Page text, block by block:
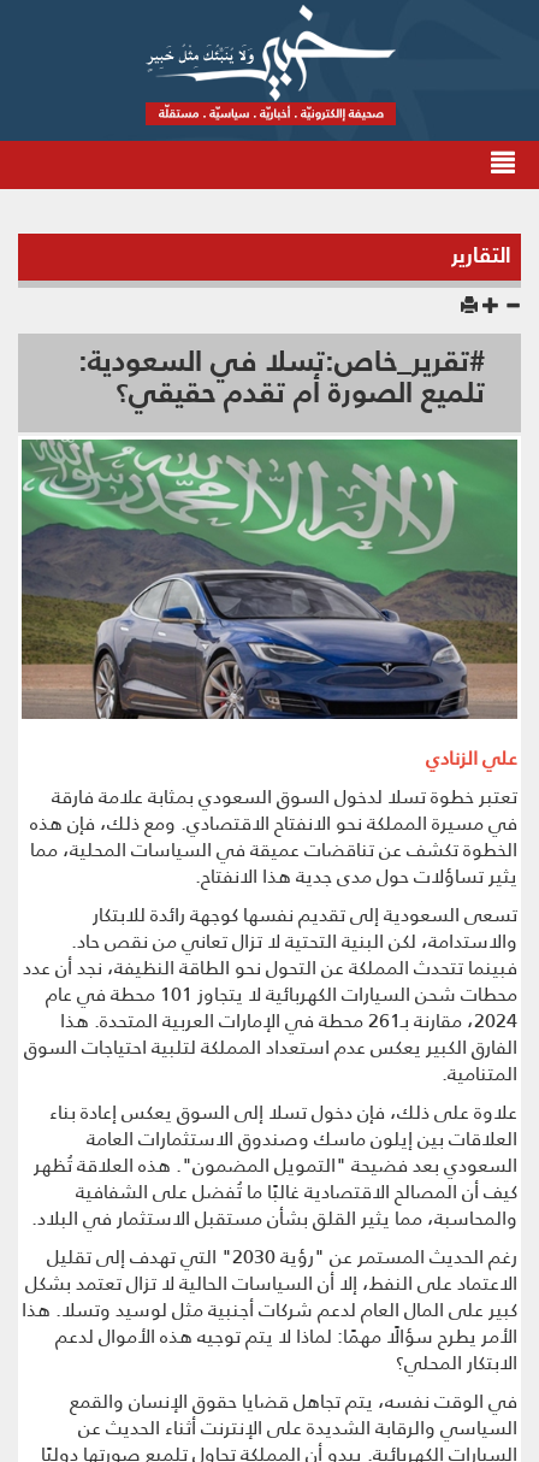
التقارير
#تقرير_خاص:تسلا في السعودية:
تلميع الصورة أم تقدم حقيقي؟
علي الزنادي
تعتبر خطوة تسلا لدخول السوق السعودي بمثابة علامة فارقة
في مسيرة المملكة نحو الانفتاح الاقتصادي. ومع ذلك، فإن هذه
الخطوة تكشف عن تناقضات عميقة في السياسات المحلية، مما
يثير تساؤلات حول مدى جدية هذا الانفتاح.
تسعى السعودية إلى تقديم نفسها كوجهة رائدة للابتكار
والاستدامة، لكن البنية التحتية لا تزال تعاني من نقص حاد.
فبينما تتحدث المملكة عن التحول نحو الطاقة النظيفة، نجد أن عدد
محطات شحن السيارات الكهربائية لا يتجاوز 101 محطة في عام
2024، مقارنة بـ261 محطة في الإمارات العربية المتحدة. هذا
الفارق الكبير يعكس عدم استعداد المملكة لتلبية احتياجات السوق
المتنامية.
علاوة على ذلك، فإن دخول تسلا إلى السوق يعكس إعادة بناء
العلاقات بين إيلون ماسك وصندوق الاستثمارات العامة
السعودي بعد فضيحة "التمويل المضمون". هذه العلاقة تُظهر
كيف أن المصالح الاقتصادية غالبًا ما تُفضل على الشفافية
والمحاسبة، مما يثير القلق بشأن مستقبل الاستثمار في البلاد.
رغم الحديث المستمر عن "رؤية 2030" التي تهدف إلى تقليل
الاعتماد على النفط، إلا أن السياسات الحالية لا تزال تعتمد بشكل
كبير على المال العام لدعم شركات أجنبية مثل لوسيد وتسلا. هذا
الأمر يطرح سؤالًا مهمًا: لماذا لا يتم توجيه هذه الأموال لدعم
الابتكار المحلي؟
في الوقت نفسه، يتم تجاهل قضايا حقوق الإنسان والقمع
السياسي والرقابة الشديدة على الإنترنت أثناء الحديث عن
السيارات الكهربائية. يبدو أن المملكة تحاول تلميع صورتها دوليًا